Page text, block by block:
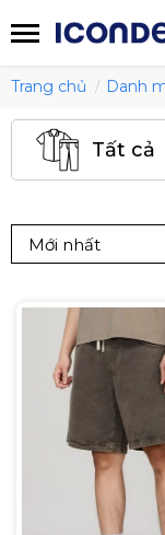
Trang chủ Danh
Tất cả